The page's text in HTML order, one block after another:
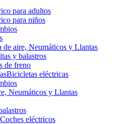
para adultos
para niños
de aire, Neumáticos y Llantas
y balastros
de freno
Bicicletas eléctricas
Neumáticos y Llantas
Coches eléctricos